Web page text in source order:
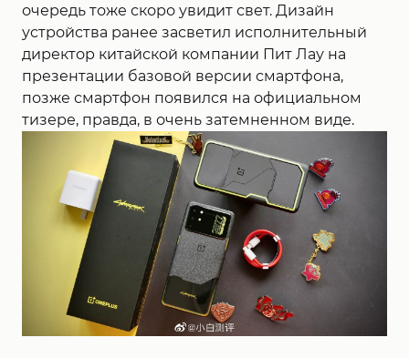
очередь тоже скоро увидит свет. Дизайн
устройства ранее засветил исполнительный
директор китайской компании Пит Лау на
презентации базовой версии смартфона,
позже смартфон появился на официальном
тизере, правда, в очень затемненном виде.